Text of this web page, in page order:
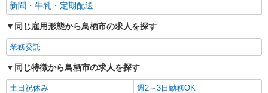
新聞・牛乳・定期配送
同じ雇用形態から鳥栖市の求人を探す
業務委託
同じ特徴から鳥栖市の求人を探す
土日祝休み
週2～3日勤務OK